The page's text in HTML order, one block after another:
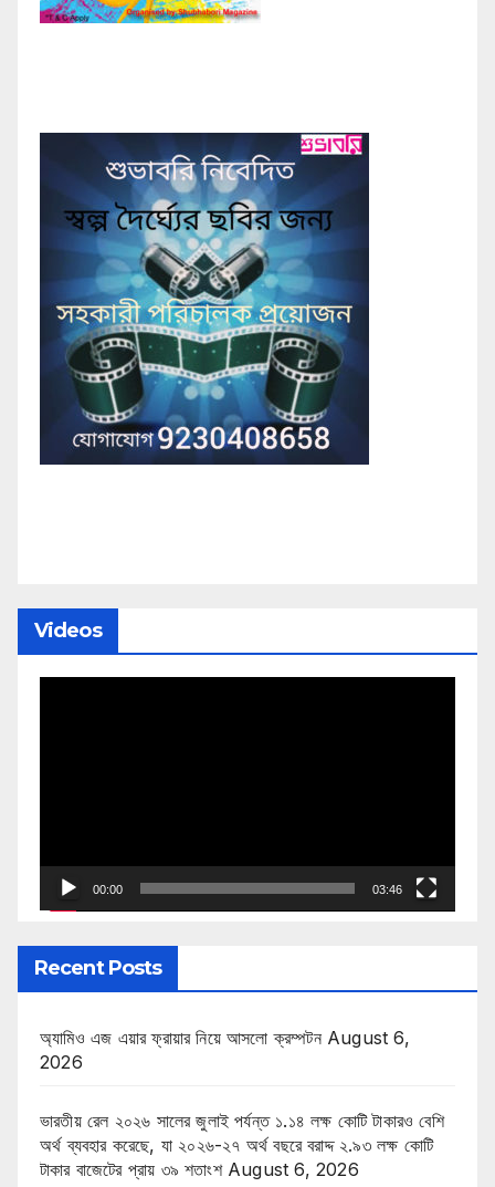
Videos
00:00 03:46
Recent Posts
অ্যামিও এজ এয়ার ফ্রায়ার নিয়ে আসলো ক্রম্পটন August 6,
2026
ভারতীয় রেল ২০২৬ সালের জুলাই পর্যন্ত ১.১৪ লক্ষ কোটি টাকারও বেশি
অর্থ ব্যবহার করেছে, যা ২০২৬-২৭ অর্থ বছরে বরাদ্দ ২.৯৩ লক্ষ কোটি
টাকার বাজেটের প্রায় ৩৯ শতাংশ August 6, 2026